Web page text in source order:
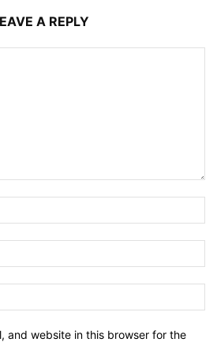
A REPLY
and website in this browser for the